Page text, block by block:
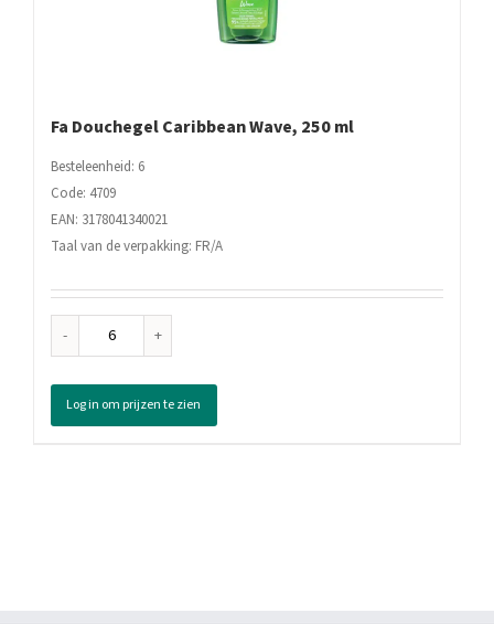
Fa Douchegel Caribbean Wave, 250 ml
Besteleenheid: 6
Code: 4709
EAN: 3178041340021
Taal van de verpakking: FR/A
Fa
Caribbean
Wave,
250
Log in om prijzen te zien